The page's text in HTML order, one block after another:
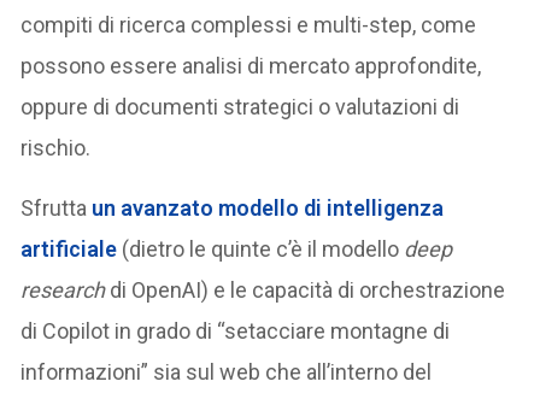
compiti di ricerca complessi e multi-step, come
possono essere analisi di mercato approfondite,
oppure di documenti strategici o valutazioni di
rischio.
Sfrutta un avanzato modello di intelligenza
artificiale (dietro le quinte c’è il modello deep
researchdi OpenAI) e le capacità di orchestrazione
di Copilot in grado di “setacciare montagne di
informazioni” sia sul web che all’interno del